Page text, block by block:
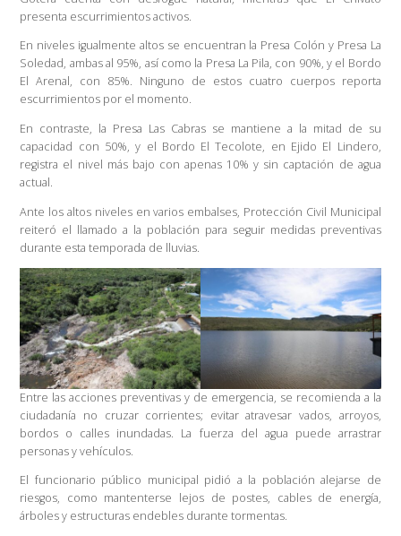
presenta escurrimientos activos.
En niveles igualmente altos se encuentran la Presa Colón y Presa La
Soledad, ambas al 95%, así como la Presa La Pila, con 90%, y el Bordo
El Arenal, con 85%. Ninguno de estos cuatro cuerpos reporta
escurrimientos por el momento.
En contraste, la Presa Las Cabras se mantiene a la mitad de su
capacidad con 50%, y el Bordo El Tecolote, en Ejido El Lindero,
registra el nivel más bajo con apenas 10% y sin captación de agua
actual.
Ante los altos niveles en varios embalses, Protección Civil Municipal
reiteró el llamado a la población para seguir medidas preventivas
durante esta temporada de lluvias.
Entre las acciones preventivas y de emergencia, se recomienda a la
ciudadanía no cruzar corrientes; evitar atravesar vados, arroyos,
bordos o calles inundadas. La fuerza del agua puede arrastrar
personas y vehículos.
El funcionario público municipal pidió a la población alejarse de
riesgos, como mantenterse lejos de postes, cables de energía,
árboles y estructuras endebles durante tormentas.